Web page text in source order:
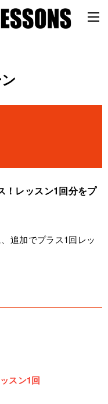
！レッスン1回分をプ
追加でプラス1回レッ
スン1回